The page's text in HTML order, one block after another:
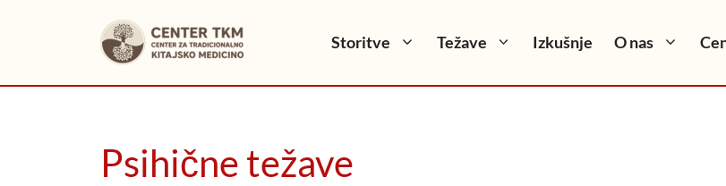
Storitve Težave Izkušnje O nas
Psihične težave